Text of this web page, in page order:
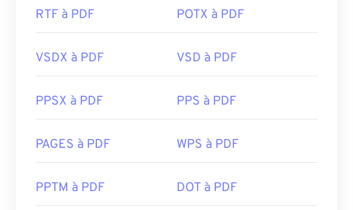
RTF à PDF POTX à PDF
VSDX à PDF VSD à PDF
PPSX à PDF PPS à PDF
PAGES à PDF WPS à PDF
PPTM à PDF DOT à PDF